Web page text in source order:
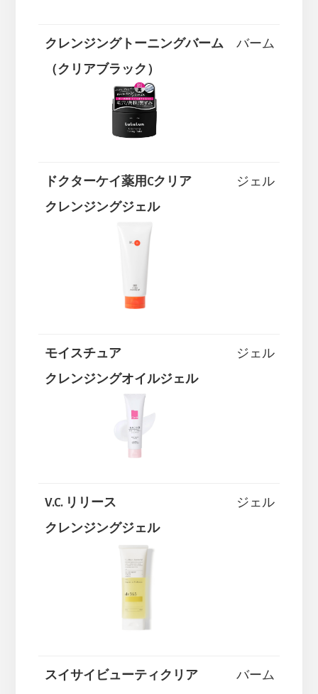
クレンジングトーニングバーム
（クリアブラック）
バーム
ドクターケイ薬用Cクリア
クレンジングジェル
ジェル
モイスチュア
クレンジングオイルジェル
ジェル
V.C. リリース
クレンジングジェル
ジェル
スイサイビューティクリア
バーム